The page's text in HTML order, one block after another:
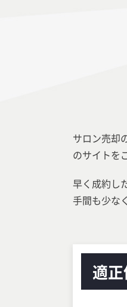
サロン売却
のサイトを
早く成約し
手間も少な
適